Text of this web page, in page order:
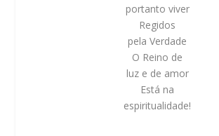
portanto viver
Regidos
pela Verdade
O Reino de
luz e de amor
Está na
espiritualidade!